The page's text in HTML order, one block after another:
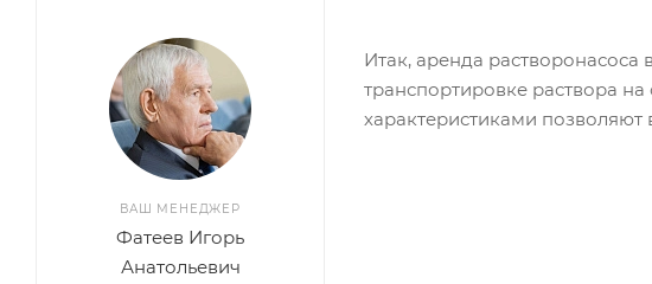
Итак, аренда
транспортировке раствора
характеристиками
ВАШ МЕНЕДЖЕР
Фатеев Игорь
Анатольевич